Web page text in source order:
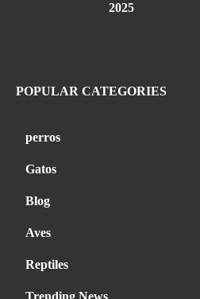
2025
POPULAR CATEGORIES
perros
Gatos
Blog
Aves
Reptiles
Trending News